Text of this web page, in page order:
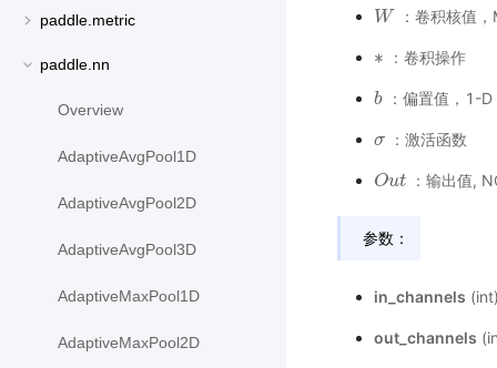
paddle.metric
paddle.nn
Overview
AdaptiveAvgPool1D
AdaptiveAvgPool2D
AdaptiveAvgPool3D
AdaptiveMaxPool1D
AdaptiveMaxPool2D
W
W ：卷积核值，
∗
∗ ：卷积操作
b
b：偏置值，1-D
σ
σ ：激活函数
Out
Out ：输出值,
参数：
in_channels
out_channels